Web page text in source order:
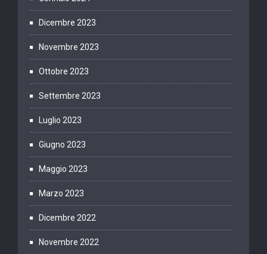
Dicembre 2023
Novembre 2023
Ottobre 2023
Settembre 2023
Luglio 2023
Giugno 2023
Maggio 2023
Marzo 2023
Dicembre 2022
Novembre 2022